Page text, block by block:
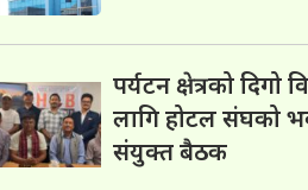
पर्यटन क्षेत्रको दिगो
लागि होटल संघको
संयुक्त बैठक